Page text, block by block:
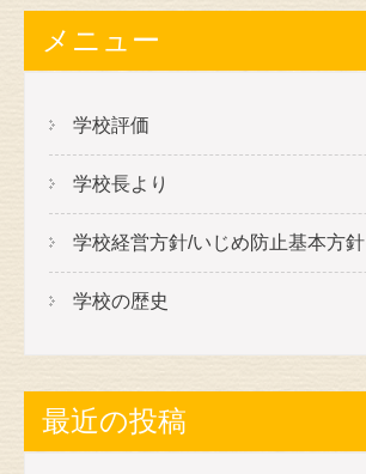
メニュー
学校評価
学校長より
学校経営方針/いじめ防止基本方針
学校の歴史
最近の投稿